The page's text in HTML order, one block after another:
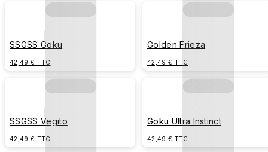
SSGSS Goku
42,49 € TTC
Golden Frieza
42,49 € TTC
SSGSS Vegito
42,49 € TTC
Goku Ultra Instinct
42,49 € TTC